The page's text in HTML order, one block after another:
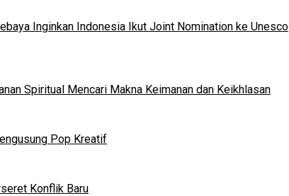
Inginkan Indonesia Ikut Joint Nomination ke Unesco
Spiritual Mencari Makna Keimanan dan Keikhlasan
Pop Kreatif
Konflik Baru